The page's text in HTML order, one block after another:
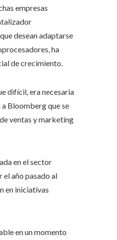
empresas
desean adaptarse
ha
de crecimiento.
difícil, era necesaria
Bloomberg que se
ventas y marketing
en el sector
año pasado al
en iniciativas
en un momento